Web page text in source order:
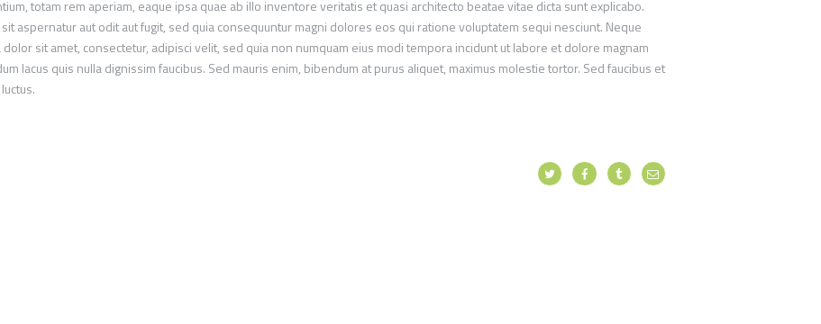
totam rem aperiam, eaque ipsa quae ab illo inventore veritatis et quasi architecto beatae vitae dicta sunt explicabo.
aspernatur aut odit aut fugit, sed quia consequuntur magni dolores eos qui ratione voluptatem sequi nesciunt. Neque
sit amet, consectetur, adipisci velit, sed quia non numquam eius modi tempora incidunt ut labore et dolore magnam
lacus quis nulla dignissim faucibus. Sed mauris enim, bibendum at purus aliquet, maximus molestie tortor. Sed faucibus et